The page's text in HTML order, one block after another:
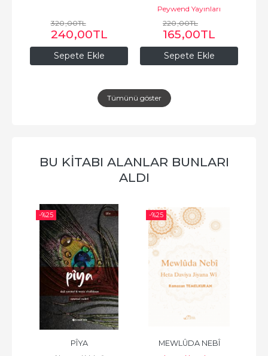
Sepete Ekle
320,00TL
240,00TL
Sepete Ekle
Peywend Yayınları
220,00TL
165,00TL
Tümünü göster
BU KITABI ALANLAR BUNLARI
ALDI
-%25
PÎYA
-%25
MEWLÛDA NEBÎ